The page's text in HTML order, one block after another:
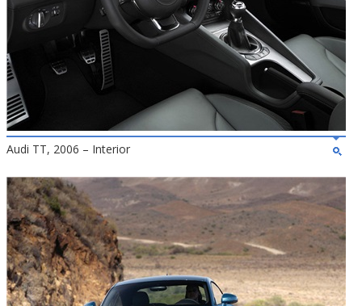
Audi TT, 2006 – Interior